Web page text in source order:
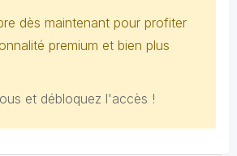
dès maintenant pour profiter
premium et bien plus
et débloquez l'accès !